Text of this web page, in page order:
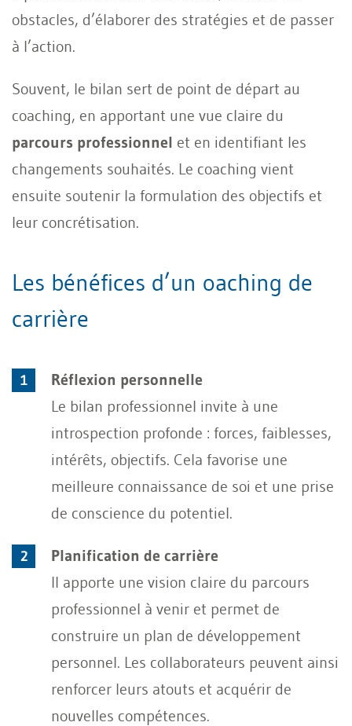
obstacles, d’élaborer des stratégies et de passer
à l’action.
Souvent, le bilan sert de point de départ au
coaching, en apportant une vue claire du
parcours professionnel et en identifiant les
changements souhaités. Le coaching vient
ensuite soutenir la formulation des objectifs et
leur concrétisation.
Les bénéfices d’un oaching de
carrière
Réflexion personnelle
Le bilan professionnel invite à une
introspection profonde : forces, faiblesses,
intérêts, objectifs. Cela favorise une
meilleure connaissance de soi et une prise
de conscience du potentiel.
Planification de carrière
Il apporte une vision claire du parcours
professionnel à venir et permet de
construire un plan de développement
personnel. Les collaborateurs peuvent ainsi
renforcer leurs atouts et acquérir de
nouvelles compétences.